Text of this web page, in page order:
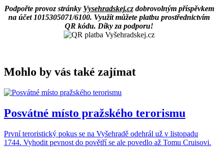
Podpořte provoz stránky Vysehradskej.czdobrovolným příspěvkem
na účet 1015305071/6100. Využít můžete platbu prostřednictvím
QR kódu. Díky za podporu!
Mohlo by vás také zajímat
Posvátné místo pražského terorismu
První teroristický pokus se na Vyšehradě odehrál už v listopadu
1744. Vyhodit pevnost do povětří se ale povedlo až Tomu Cruisovi.